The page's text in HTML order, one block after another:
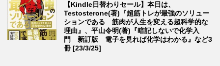
【Kindle日替わりセール】本日は、
Testosterone(著)『超筋トレが最強のソリュー
ションである 筋肉が人生を変える超科学的な
理由』、平山令明(著)『暗記しないで化学入
門 新訂版 電子を見れば化学はわかる』など3
冊 [23/3/25]